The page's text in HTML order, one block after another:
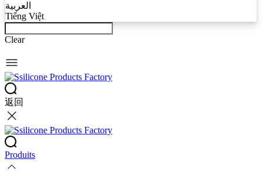
العربية
Tiếng Việt
Clear
返回
Produits